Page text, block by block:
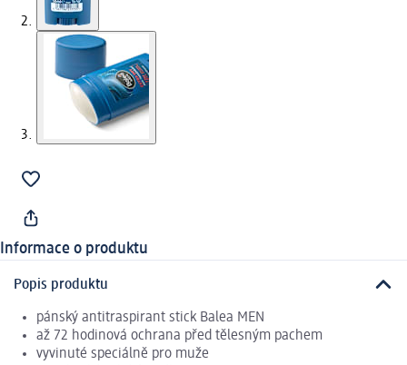
Informace o produktu
Popis produktu
pánský antitraspirant stick Balea MEN
až 72 hodinová ochrana před tělesným pachem
vyvinuté speciálně pro muže